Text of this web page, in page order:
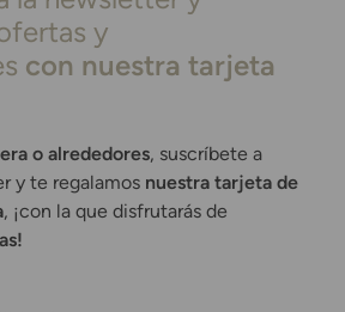
y
con nuestra tarjeta
o alrededores, suscríbete a
y te regalamos nuestra tarjeta de
, ¡con la que disfrutarás de